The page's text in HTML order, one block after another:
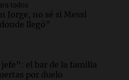
todos
Jorge, no sé si Messi
llegó"
el bar de la familia
por duelo